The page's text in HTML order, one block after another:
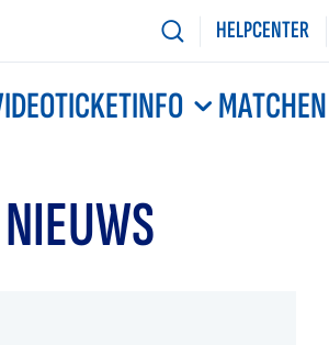
HELPCENTER
TICKETINFO MATCHEN
NIEUWS